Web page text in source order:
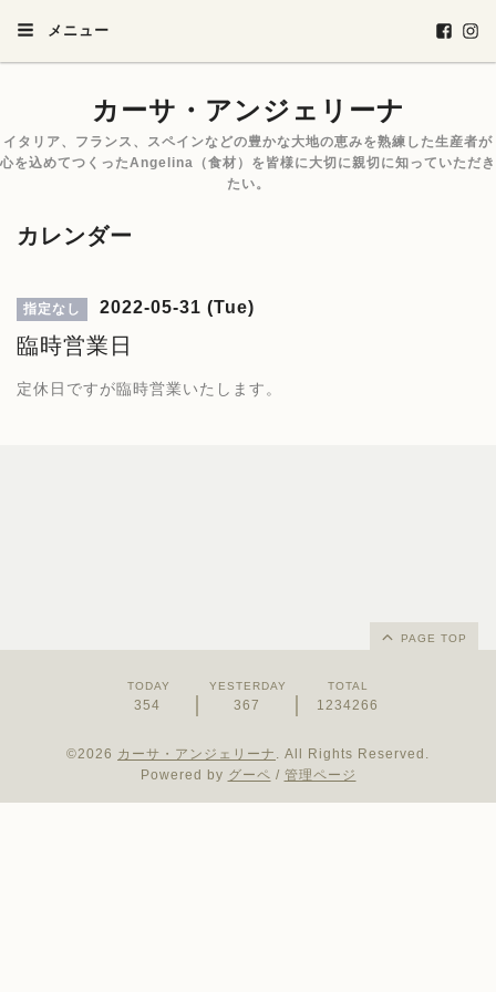
メニュー
カーサ・アンジェリーナ
イタリア、フランス、スペインなどの豊かな大地の恵みを熟練した生産者が
心を込めてつくったAngelina（食材）を皆様に大切に親切に知っていただき
たい。
カレンダー
指定なし 2022-05-31 (Tue)
臨時営業日
定休日ですが臨時営業いたします。
PAGE TOP
TODAY
354
YESTERDAY
367
TOTAL
1234266
©2026 カーサ・アンジェリーナ . All Rights Reserved.
Powered by グーペ / 管理ページ